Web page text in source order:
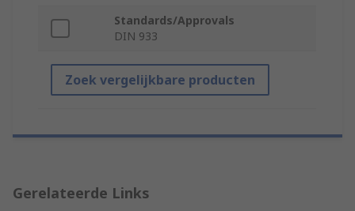
Standards/Approvals
DIN 933
Zoek vergelijkbare producten
Gerelateerde Links